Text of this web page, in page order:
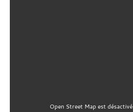
Open Street Map est désactivé.